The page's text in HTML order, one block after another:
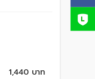
1,440 บาท